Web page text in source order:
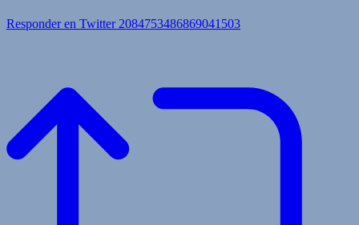
Responder en Twitter 2084753486869041503